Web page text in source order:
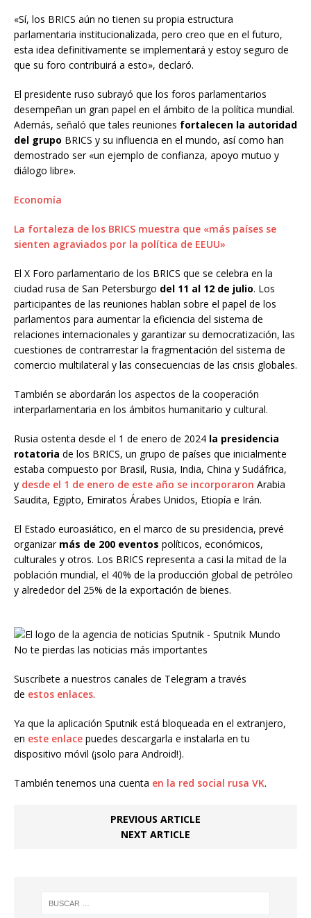
«Sí, los BRICS aún no tienen su propia estructura
parlamentaria institucionalizada, pero creo que en el futuro,
esta idea definitivamente se implementará y estoy seguro de
que su foro contribuirá a esto», declaró.
El presidente ruso subrayó que los foros parlamentarios
desempeñan un gran papel en el ámbito de la política mundial.
Además, señaló que tales reuniones fortalecen la autoridad
del grupo BRICS y su influencia en el mundo, así como han
demostrado ser «un ejemplo de confianza, apoyo mutuo y
diálogo libre».
Economía
La fortaleza de los BRICS muestra que «más países se
sienten agraviados por la política de EEUU»
El X Foro parlamentario de los BRICS que se celebra en la
ciudad rusa de San Petersburgo del 11 al 12 de julio. Los
participantes de las reuniones hablan sobre el papel de los
parlamentos para aumentar la eficiencia del sistema de
relaciones internacionales y garantizar su democratización, las
cuestiones de contrarrestar la fragmentación del sistema de
comercio multilateral y las consecuencias de las crisis globales.
También se abordarán los aspectos de la cooperación
interparlamentaria en los ámbitos humanitario y cultural.
Rusia ostenta desde el 1 de enero de 2024 la presidencia
rotatoria de los BRICS, un grupo de países que inicialmente
estaba compuesto por Brasil, Rusia, India, China y Sudáfrica,
y desde el 1 de enero de este año se incorporaron Arabia
Saudita, Egipto, Emiratos Árabes Unidos, Etiopía e Irán.
El Estado euroasiático, en el marco de su presidencia, prevé
organizar más de 200 eventos políticos, económicos,
culturales y otros. Los BRICS representa a casi la mitad de la
población mundial, el 40% de la producción global de petróleo
y alrededor del 25% de la exportación de bienes.
No te pierdas las noticias más importantes
Suscríbete a nuestros canales de Telegram a través
de estos enlaces.
Ya que la aplicación Sputnik está bloqueada en el extranjero,
en este enlace puedes descargarla e instalarla en tu
dispositivo móvil (¡solo para Android!).
También tenemos una cuenta en la red social rusa VK.
PREVIOUS ARTICLE
NEXT ARTICLE